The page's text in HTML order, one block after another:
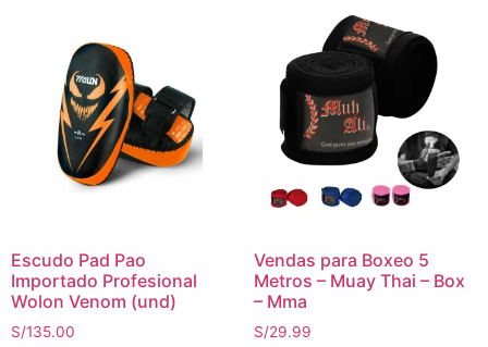
Escudo Pad Pao
Importado Profesional
Wolon Venom (und)
S/135.00
Vendas para Boxeo 5
Metros – Muay Thai – Box
– Mma
S/29.99